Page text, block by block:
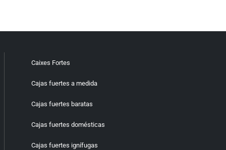
Caixes Fortes
Cajas fuertes a medida
Cajas fuertes baratas
Cajas fuertes domésticas
Cajas fuertes ignífugas